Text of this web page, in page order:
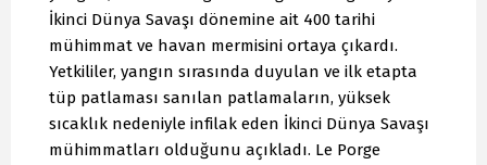
İkinci Dünya Savaşı dönemine ait 400 tarihi
mühimmat ve havan mermisini ortaya çıkardı.
Yetkililer, yangın sırasında duyulan ve ilk etapta
tüp patlaması sanılan patlamaların, yüksek
sıcaklık nedeniyle infilak eden İkinci Dünya Savaşı
mühimmatları olduğunu açıkladı. Le Porge